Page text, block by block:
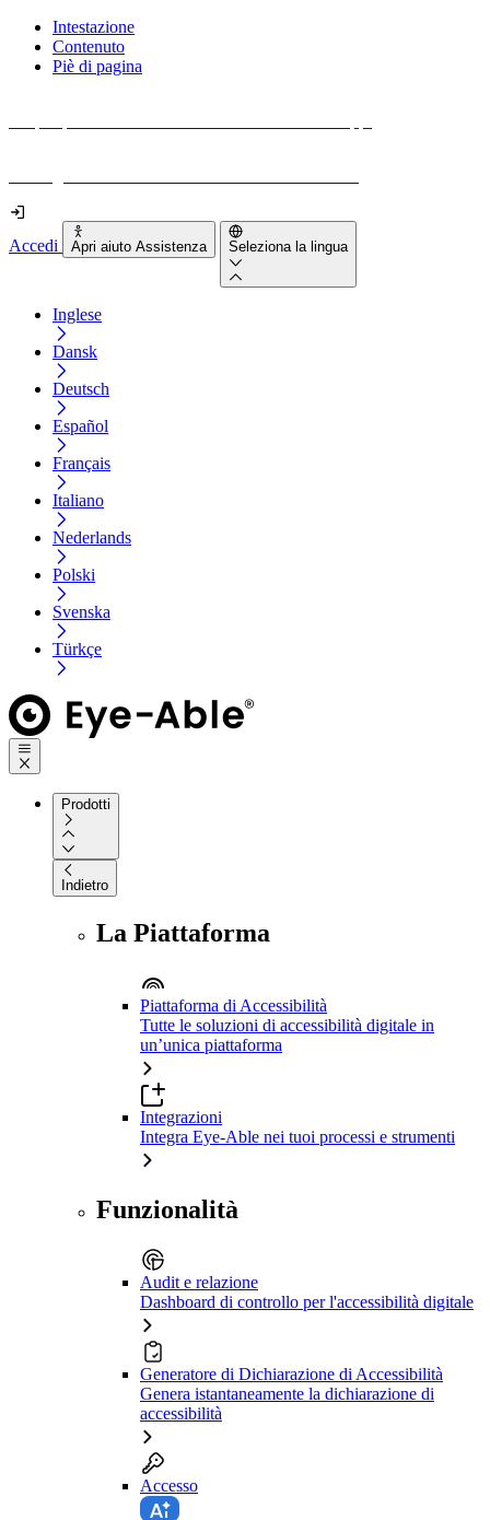
Intestazione
Contenuto
Piè di pagina
Accedi Apri aiuto Assistenza Seleziona la lingua
Inglese
Dansk
Deutsch
Español
Français
Italiano
Nederlands
Polski
Svenska
Türkçe
Prodotti
Indietro
La Piattaforma
Piattaforma di Accessibilità
Tutte le soluzioni di accessibilità digitale in
un’unica piattaforma
Integrazioni
Integra Eye-Able nei tuoi processi e strumenti
Funzionalità
Audit e relazione
Dashboard di controllo per l'accessibilità digitale
Generatore di Dichiarazione di Accessibilità
Genera istantaneamente la dichiarazione di
accessibilità
Accesso